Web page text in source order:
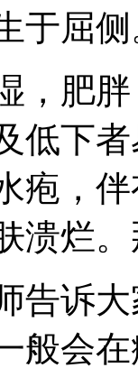
于屈
肥胖
低下
疱，
溃烂
诉大
般会